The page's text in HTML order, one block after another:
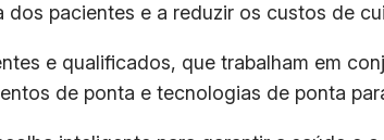
pacientes e a reduzir os custos de
e qualificados, que trabalham em
de ponta e tecnologias de ponta